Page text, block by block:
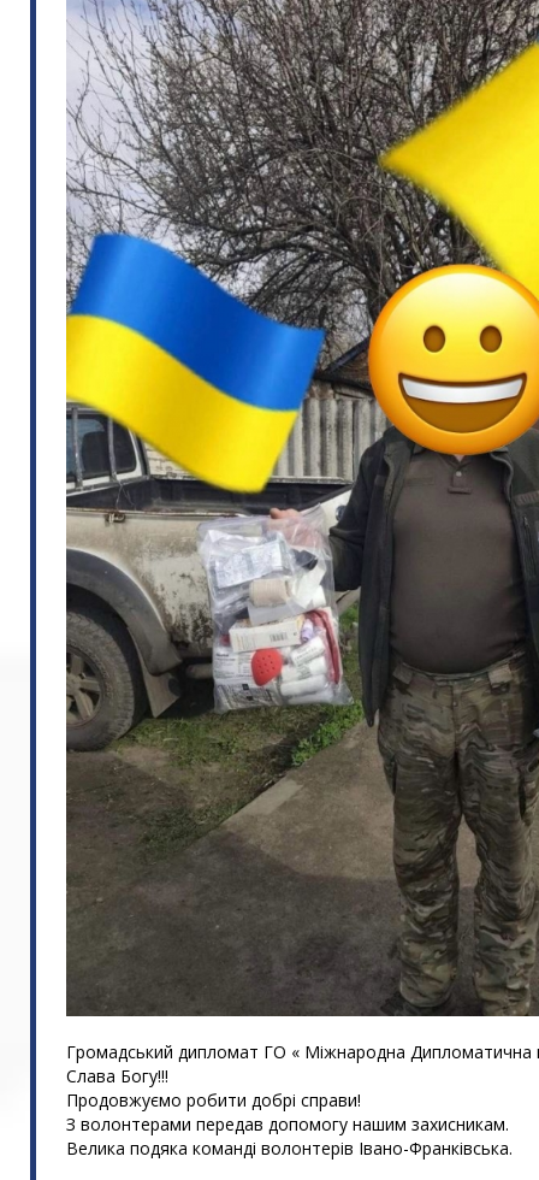
Громадський дипломат ГО « Міжнародна Дипломатична
Слава Богу!!!
Продовжуємо робити добрі справи!
З волонтерами передав допомогу нашим захисникам.
Велика подяка команді волонтерів Івано-Франківська.